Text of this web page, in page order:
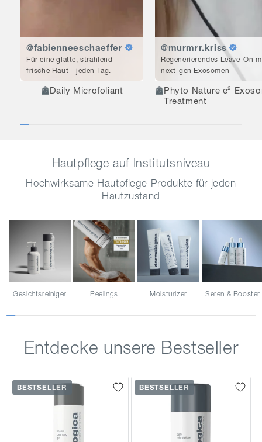
@fabienneeschaeffer
Für eine glatte, strahlend
frische Haut - jeden Tag.
Daily Microfoliant
@murmrr.kriss
Regenerierendes Leave-On
next-gen Exosomen
Phyto Nature e²
Treatment
Hautpflege auf Institutsniveau
Hochwirksame Hautpflege-Produkte für jeden
Hautzustand
Gesichtsreiniger Peelings Moisturizer Seren & Booster
Entdecke unsere Bestseller
BESTSELLER BESTSELLER